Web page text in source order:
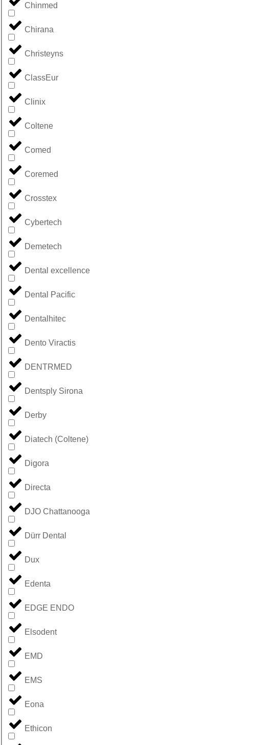
Chinmed
Chirana
Christeyns
ClassEur
Clinix
Coltene
Comed
Coremed
Crosstex
Cybertech
Demetech
Dental excellence
Dental Pacific
Dentalhitec
Dento Viractis
DENTRMED
Dentsply Sirona
Derby
Diatech (Coltene)
Digora
Directa
DJO Chattanooga
Dürr Dental
Dux
Edenta
EDGE ENDO
Elsodent
EMD
EMS
Eona
Ethicon